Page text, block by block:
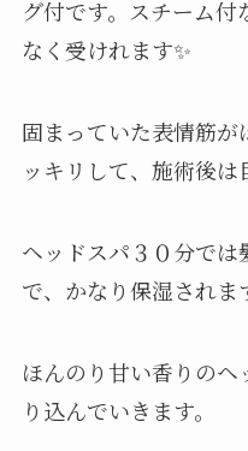
グ付です。スチーム付
なく受けれます✨
固まっていた表情筋
ッキリして、施術後
ヘッドスパ３０分で
で、かなり保湿されま
ほんのり甘い香りの
り込んでいきます。